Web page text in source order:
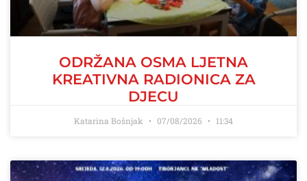
ODRŽANA OSMA LJETNA
KREATIVNA RADIONICA ZA
DJECU
Katarina Bošnjak 07/08/2026 11:34